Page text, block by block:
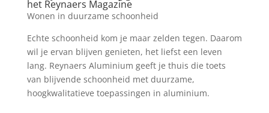
het Reynaers Magazine
Wonen in duurzame schoonheid
Echte schoonheid kom je maar zelden tegen. Daarom
wil je ervan blijven genieten, het liefst een leven
lang. Reynaers Aluminium geeft je thuis die toets
van blijvende schoonheid met duurzame,
hoogkwalitatieve toepassingen in aluminium.